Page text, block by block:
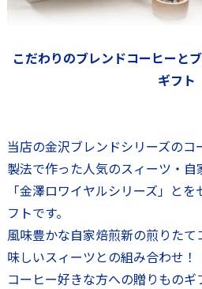
こだわりのブレンドコーヒーと
ギフト
当店の金沢ブレンドシリーズのコ
製法で作った人気のスィーツ・
「金澤ロワイヤルシリーズ」と
フトです。
風味豊かな自家焙煎新の煎りた
味しいスィーツとの組み合わせ！
コーヒー好きな方への贈りもの